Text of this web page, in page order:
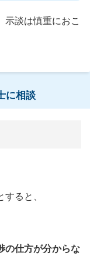
示談は慎重におこ
に相談
ると、
の仕方が分からな